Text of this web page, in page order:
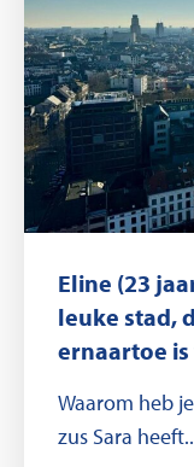
Eline (23
leuke stad,
ernaartoe
Waarom heb
zus Sara